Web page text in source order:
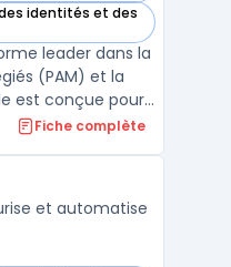
identités et des
leader dans la
(PAM) et la
est conçue pour
qu'il
Privileged
Fiche complète
et automatise